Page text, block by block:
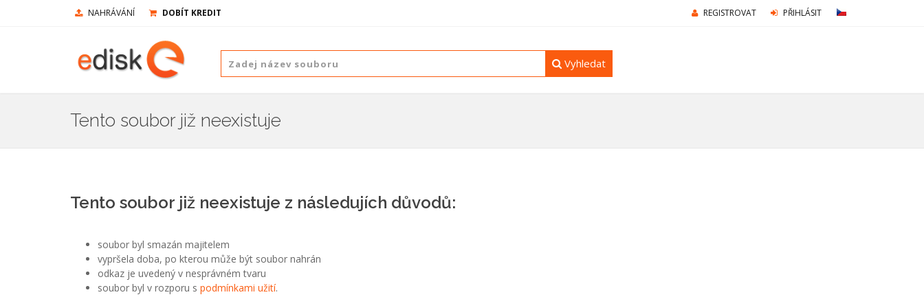
REGISTROVAT PŘIHLÁSIT
NAHRÁVÁNÍ DOBÍT KREDIT
Vyhledat
Tento soubor již neexistuje
Tento soubor již neexistuje z následujích důvodů:
soubor byl smazán majitelem
vypršela doba, po kterou může být soubor nahrán
odkaz je uvedený v nesprávném tvaru
soubor byl v rozporu s podmínkami užití.